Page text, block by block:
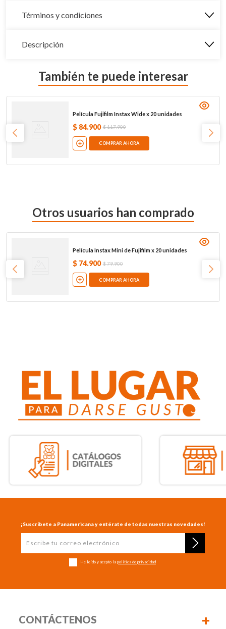
Términos y condiciones
Descripción
También te puede interesar
Película Fujifilm Instax Wide x 20 unidades
$ 84.900 $117.900
COMPRAR AHORA
Otros usuarios han comprado
Película Instax Mini de Fujifilm x 20 unidades
$ 74.900 $79.900
COMPRAR AHORA
¡Suscríbete a Panamericana y entérate de todas nuestras novedades!
He leído y acepto la política de privacidad
CONTÁCTENOS +